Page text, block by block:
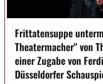
Frittatensuppe
Theatermacher" von
einer Zugabe von
Düsseldorfer